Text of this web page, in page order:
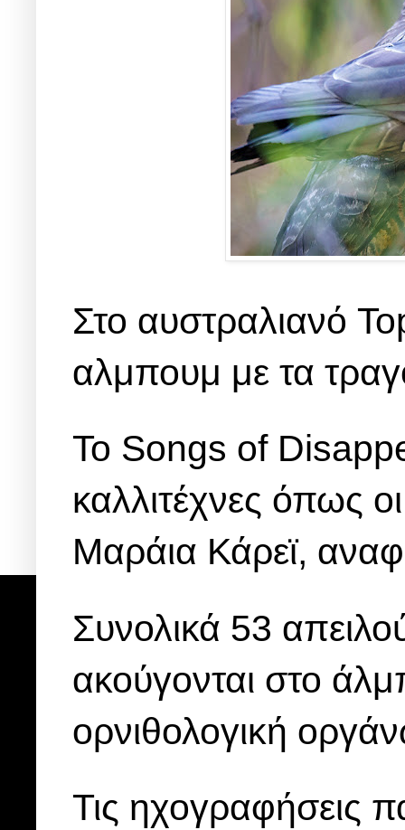
Στο αυστραλιανό
αλμπουμ με τα
Το Songs of
καλλιτέχνες όπως
Μαράια Κάρεϊ,
Συνολικά 53
ακούγονται στο
ορνιθολογική
Τις ηχογραφήσεις